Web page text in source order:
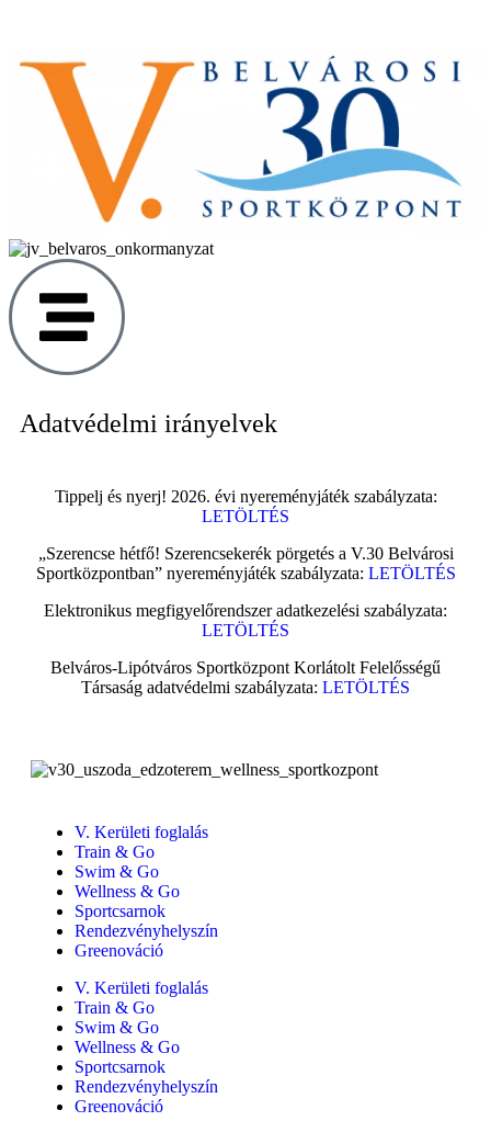
Adatvédelmi irányelvek
Tippelj és nyerj! 2026. évi nyereményjáték szabályzata:
LETÖLTÉS
„Szerencse hétfő! Szerencsekerék pörgetés a V.30 Belvárosi
Sportközpontban” nyereményjáték szabályzata: LETÖLTÉS
Elektronikus megfigyelőrendszer adatkezelési szabályzata:
LETÖLTÉS
Belváros-Lipótváros Sportközpont Korlátolt Felelősségű
Társaság adatvédelmi szabályzata: LETÖLTÉS
V. Kerületi foglalás
Train & Go
Swim & Go
Wellness & Go
Sportcsarnok
Rendezvényhelyszín
Greenováció
V. Kerületi foglalás
Train & Go
Swim & Go
Wellness & Go
Sportcsarnok
Rendezvényhelyszín
Greenováció